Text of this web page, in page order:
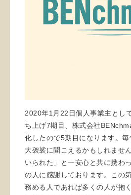
2020年1月22日個人事業主とし
ち上げ7期目、株式会社
化したので5期目になります。毎
大袈裟に聞こえるかもしれませ
いられた」と一安心と共に携わ
の人に感謝しております。この
務める人であれば多くの人が抱